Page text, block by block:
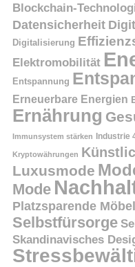
Blockchain-
Datensicherheit
Digitalisierung
Elektromobilität
Entspannung
Erneuerbare Energien
Ernährung
Immunsystem stärken Industrie
Kryptowährungen
Luxusmode
Mode
Platzsparende Möbel
Selbstfürsorge
Skandinavisches